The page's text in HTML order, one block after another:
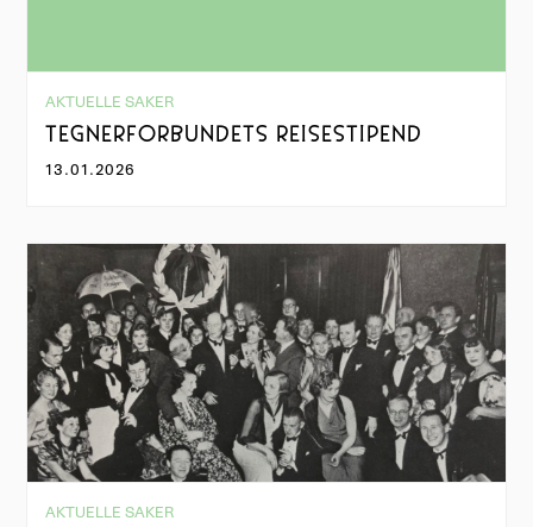
AKTUELLE SAKER
TEGNERFORBUNDETS REISESTIPEND
13.01.2026
AKTUELLE SAKER